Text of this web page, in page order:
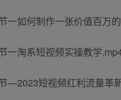
一如何制作一张价值百万
一淘系短视频实操教学
—2023短视频红利流量革